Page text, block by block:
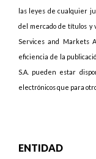
las leyes de cualquier
del mercado de títulos y
Services and Markets
eficiencia de la
S.A. pueden estar
electrónicos que para
ENTIDAD